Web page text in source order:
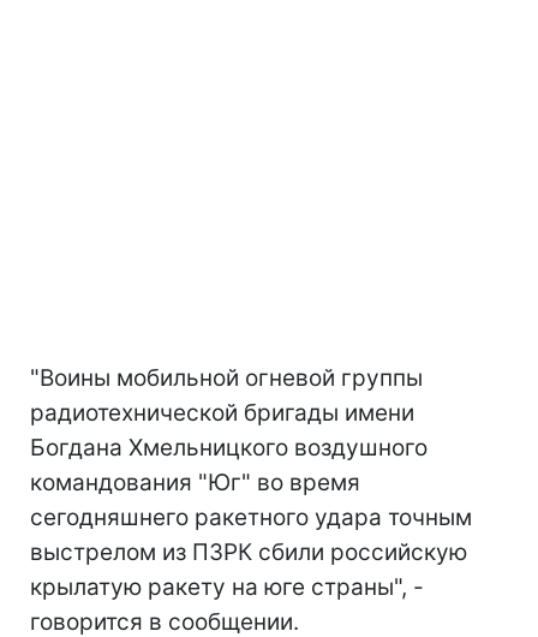
"Воины мобильной огневой группы
радиотехнической бригады имени
Богдана Хмельницкого воздушного
командования "Юг" во время
сегодняшнего ракетного удара точным
выстрелом из ПЗРК сбили российскую
крылатую ракету на юге страны", -
говорится в сообщении.